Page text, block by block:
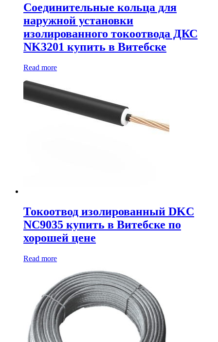
Соединительные кольца для
наружной установки
изолированного токоотвода ДКС
NK3201 купить в Витебске
Read more
Токоотвод изолированный DKC
NC9035 купить в Витебске по
хорошей цене
Read more